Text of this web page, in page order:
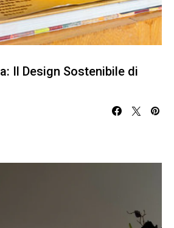
Il Design Sostenibile di